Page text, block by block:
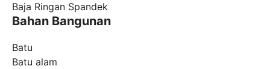
Baja Ringan Spandek
Bahan Bangunan
Batu
Batu alam